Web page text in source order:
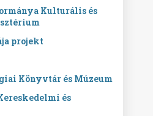
Kulturális és
projekt
Könyvtár és Múzeum
és